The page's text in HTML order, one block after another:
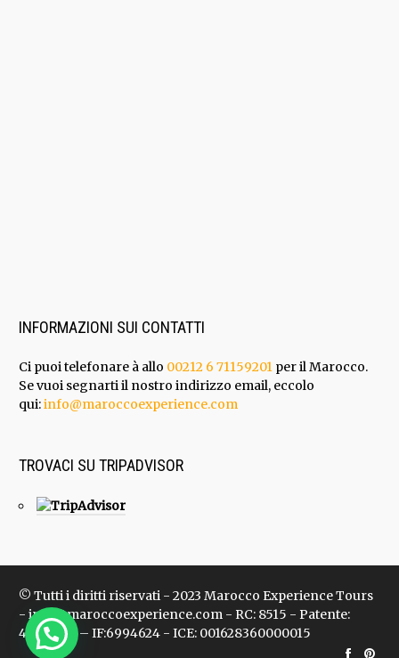
INFORMAZIONI SUI CONTATTI
Ci puoi telefonare à allo 00212 6 71159201 per il Marocco.
Se vuoi segnarti il nostro indirizzo email, eccolo
qui:info@maroccoexperience.com
TROVACI SU TRIPADVISOR
© Tutti i diritti riservati - 2023 Marocco Experience Tours
- info@maroccoexperience.com - RC: 8515 - Patente:
47136624 – IF:6994624 - ICE: 001628360000015